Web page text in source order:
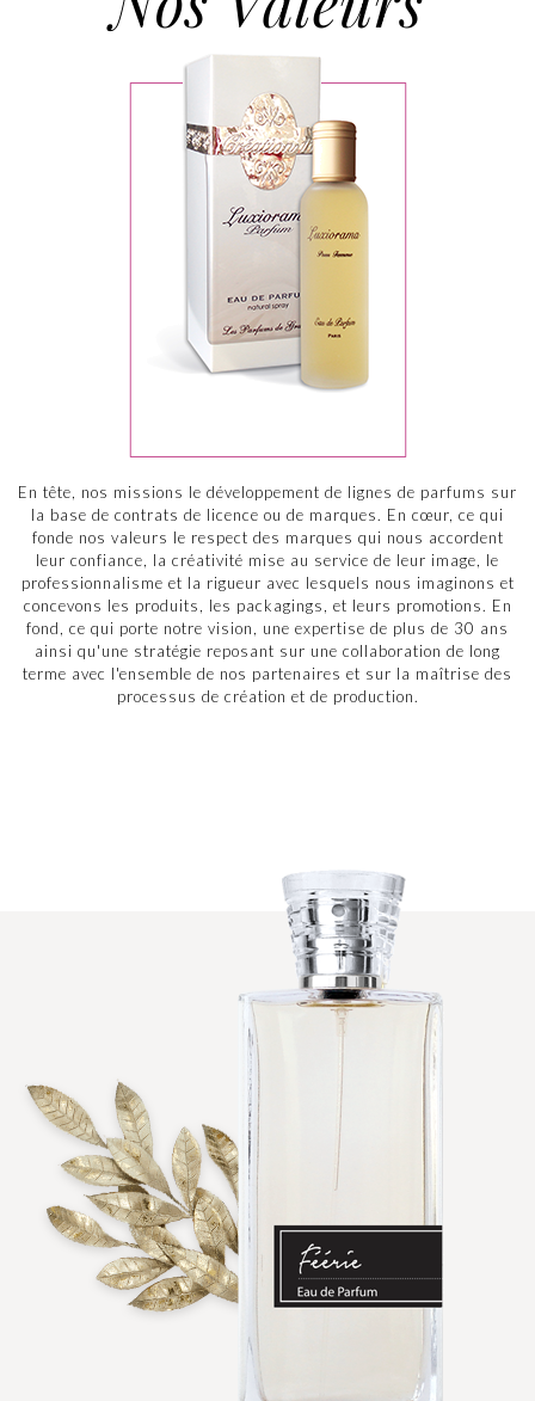
En tête, nos missions le développement de lignes de parfums sur
la base de contrats de licence ou de marques. En cœur, ce qui
fonde nos valeurs le respect des marques qui nous accordent
leur confiance, la créativité mise au service de leur image, le
professionnalisme et la rigueur avec lesquels nous imaginons et
concevons les produits, les packagings, et leurs promotions. En
fond, ce qui porte notre vision, une expertise de plus de 30 ans
ainsi qu'une stratégie reposant sur une collaboration de long
terme avec l'ensemble de nos partenaires et sur la maîtrise des
processus de création et de production.